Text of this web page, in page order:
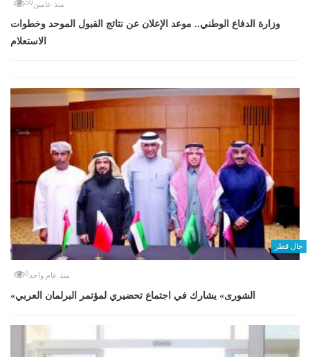
منذ عامين 50
وزارة الدفاع الوطني.. موعد الإعلان عن نتائج القبول الموحد وخطوات
الاستعلام
حال قطر
منذ عام واحد 0
«الشورى» يشارك في اجتماع تحضيري لمؤتمر البرلمان العربي